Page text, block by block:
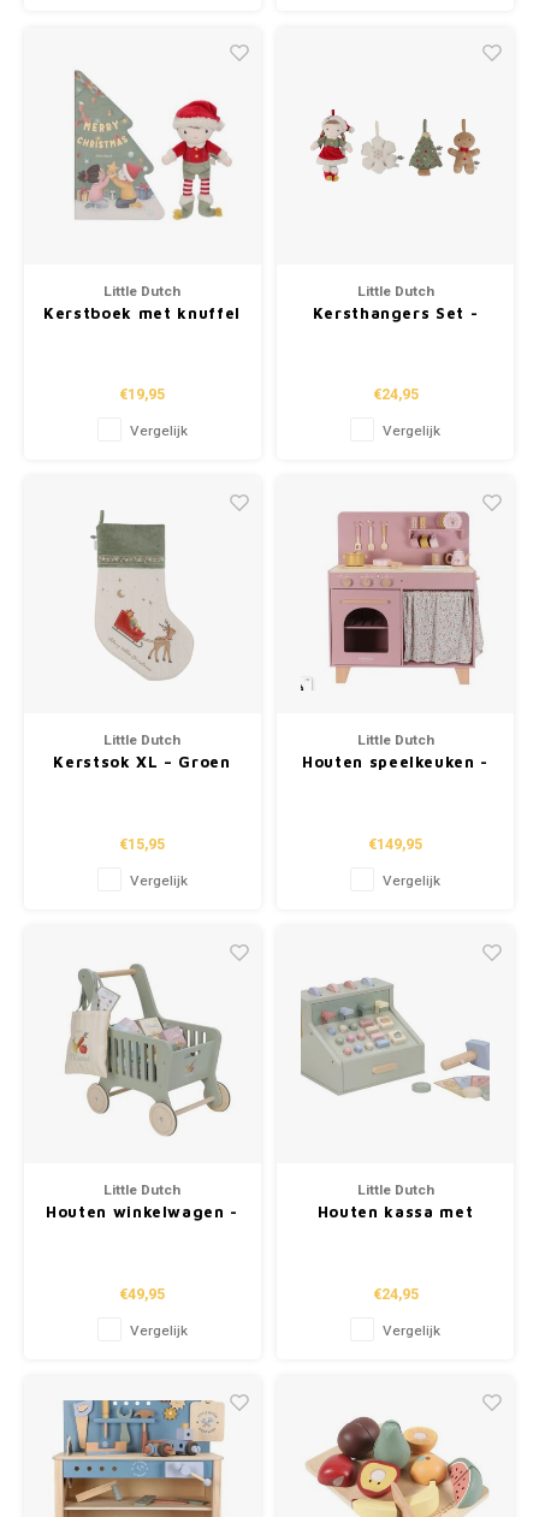
Little Dutch
Kerstboek met knuffel
€19,95
Vergelijk
Little Dutch
Kersthangers Set -
€24,95
Vergelijk
Little Dutch
Kerstsok XL – Groen
€15,95
Vergelijk
Little Dutch
Houten speelkeuken -
€149,95
Vergelijk
Little Dutch
Houten winkelwagen -
€49,95
Vergelijk
Little Dutch
Houten kassa met
€24,95
Vergelijk